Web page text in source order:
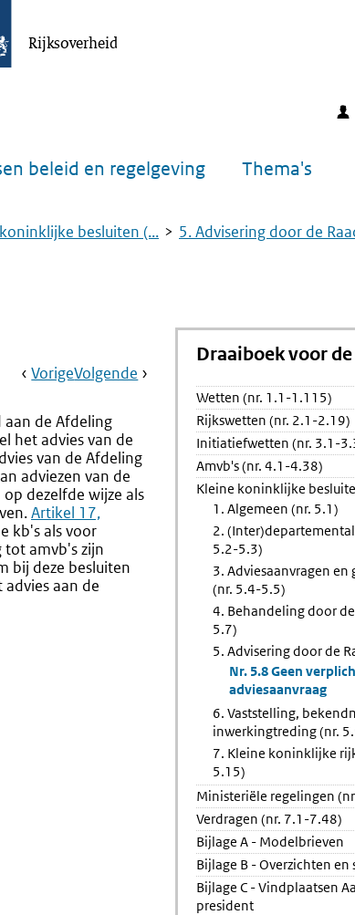
Rijksoverheid
beleid en regelgeving Thema's
besluiten (...
5. Advisering door de
Book
Ga
VorigePagina:
Door
De
Raad
Van
State
(nr.
5.8)
Ga
Volgende Pagina:
Vaststelling,
Bekendmaking
Inwerkingtreding
5.9-
de Afdeling
het advies van de
van de Afdeling
adviezen van de
dezelfde wijze als
Externe
link:
Artikel 17,
kb's als voor
amvb's zijn
bij deze besluiten
aan de
Draaiboek voor
Wetten (nr. 1.1-1.115)
Rijkswetten (nr. 2.1-2.19)
Initiatiefwetten (nr. 3.1-
Amvb's (nr. 4.1-4.38)
Kleine koninklijke
1. Algemeen (nr. 5.1)
2.
5.2-5.3)
3. Adviesaanvragen
(nr. 5.4-5.5)
4. Behandeling door
5.7)
5. Advisering door de
Nr. 5.8 Geen
adviesaanvraag
6. Vaststelling,
inwerkingtreding (nr.
7. Kleine koninklijke
5.15)
Ministeriële regelingen
Verdragen (nr. 7.1-7.48)
Bijlage A - Modelbrieven
Bijlage B - Overzichten en
Bijlage C - Vindplaatsen
president